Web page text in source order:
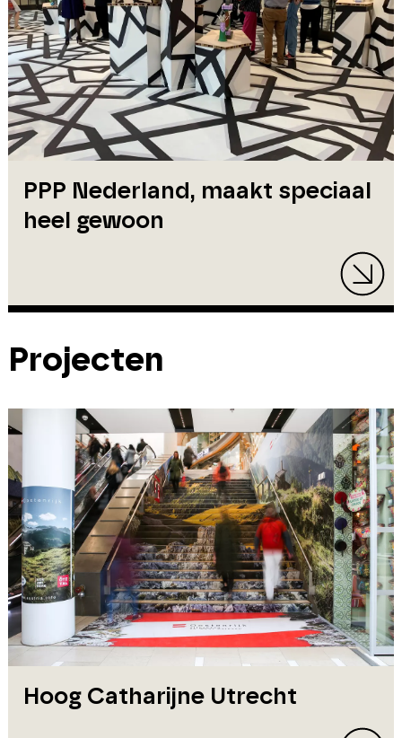
PPP Nederland, maakt speciaal
heel gewoon
Projecten
Hoog Catharijne Utrecht